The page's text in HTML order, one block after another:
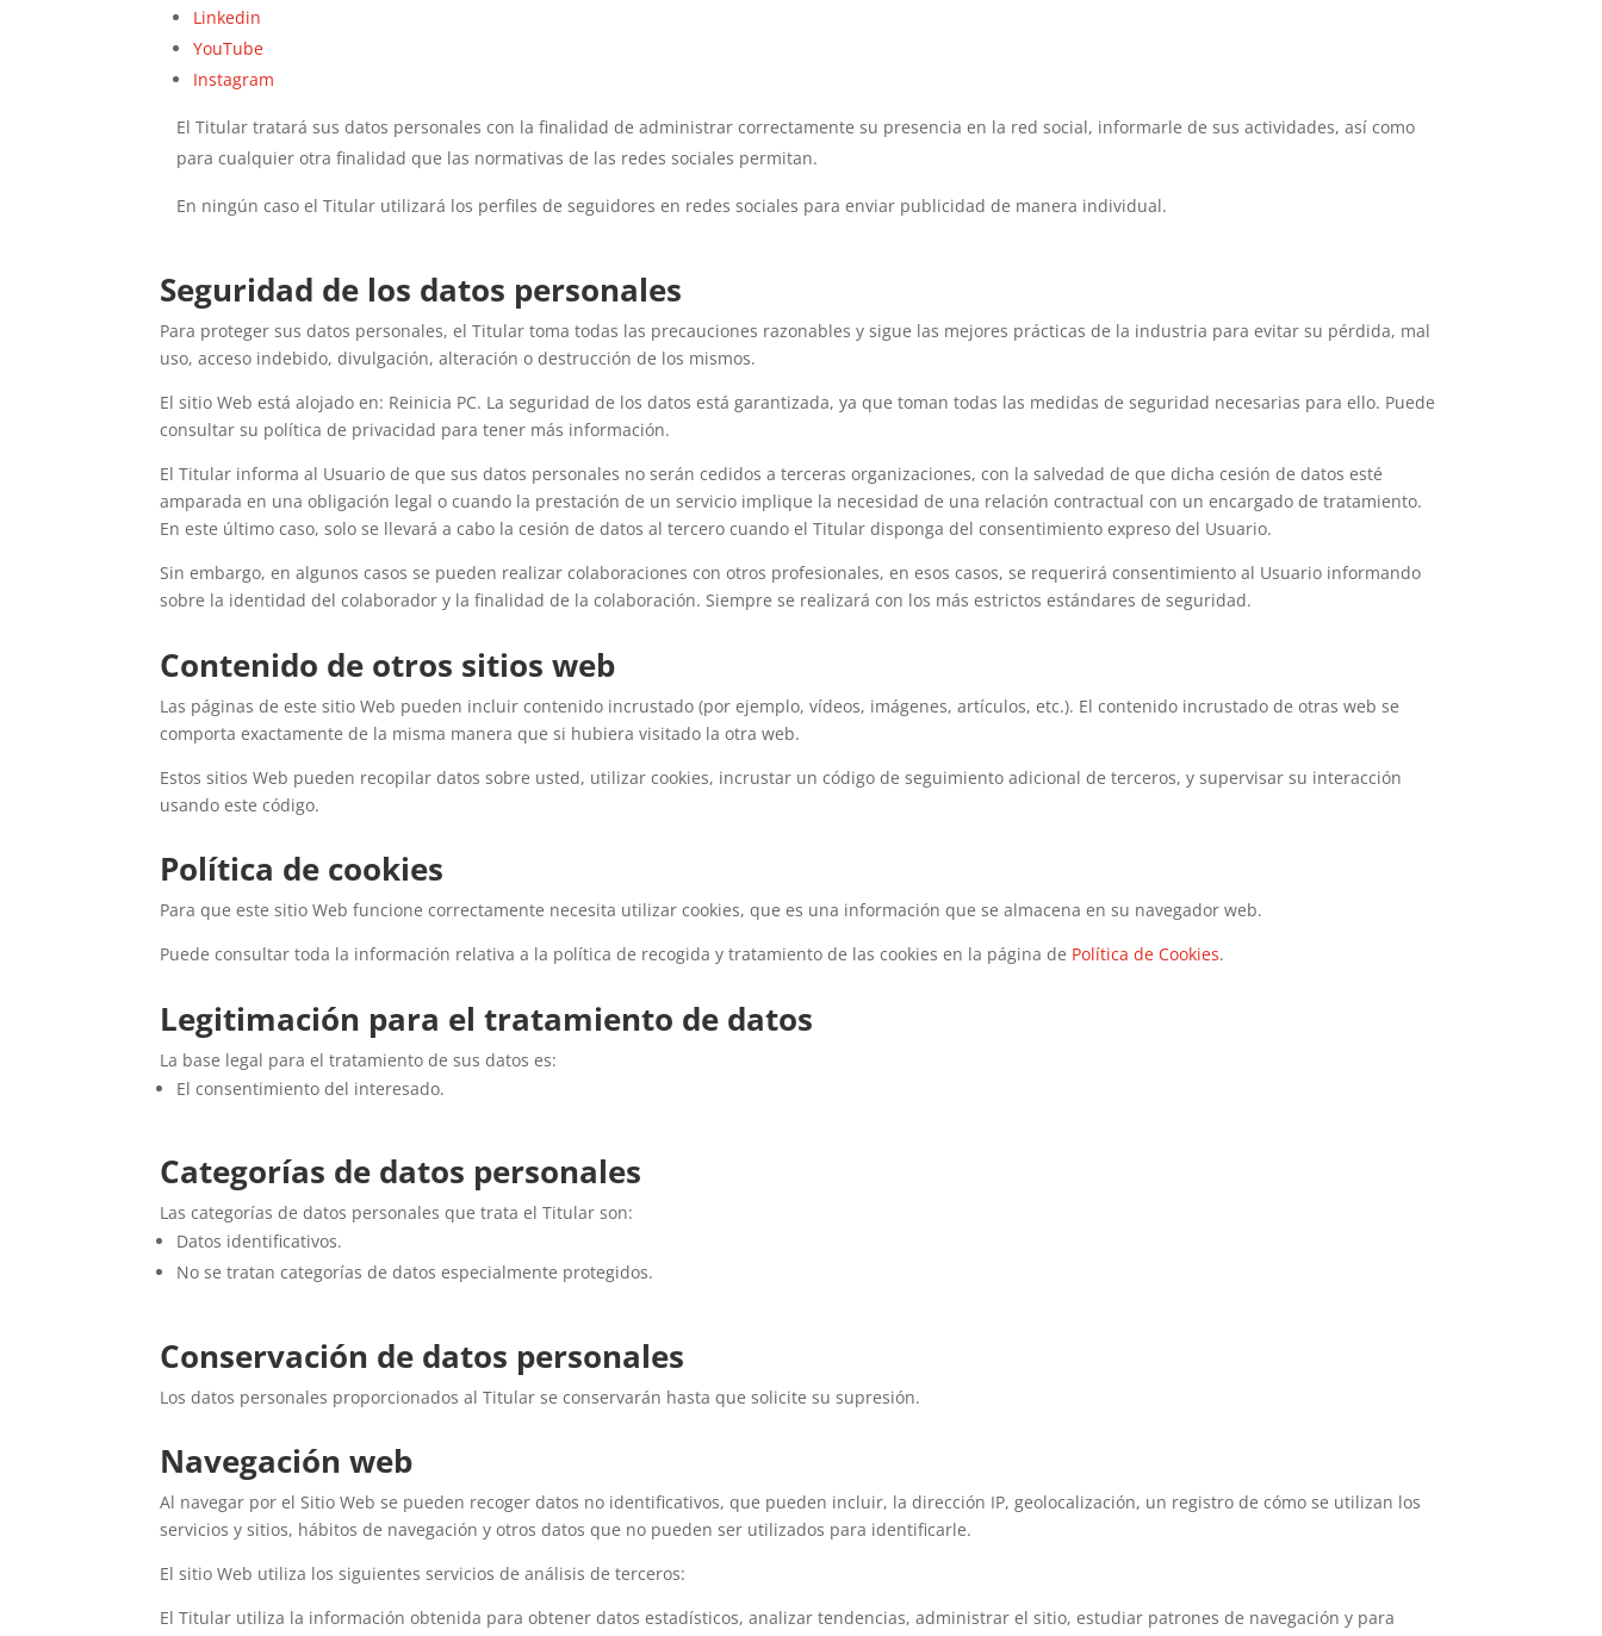
Linkedin
YouTube
Instagram
El Titular tratará sus datos personales con la finalidad de administrar correctamente su presencia en la red social, informarle de sus actividades, así como
para cualquier otra finalidad que las normativas de las redes sociales permitan.
En ningún caso el Titular utilizará los perfiles de seguidores en redes sociales para enviar publicidad de manera individual.
Seguridad de los datos personales
Para proteger sus datos personales, el Titular toma todas las precauciones razonables y sigue las mejores prácticas de la industria para evitar su pérdida, mal
uso, acceso indebido, divulgación, alteración o destrucción de los mismos.
El sitio Web está alojado en: Reinicia PC. La seguridad de los datos está garantizada, ya que toman todas las medidas de seguridad necesarias para ello. Puede
consultar su política de privacidad para tener más información.
El Titular informa al Usuario de que sus datos personales no serán cedidos a terceras organizaciones, con la salvedad de que dicha cesión de datos esté
amparada en una obligación legal o cuando la prestación de un servicio implique la necesidad de una relación contractual con un encargado de tratamiento.
En este último caso, solo se llevará a cabo la cesión de datos al tercero cuando el Titular disponga del consentimiento expreso del Usuario.
Sin embargo, en algunos casos se pueden realizar colaboraciones con otros profesionales, en esos casos, se requerirá consentimiento al Usuario informando
sobre la identidad del colaborador y la finalidad de la colaboración. Siempre se realizará con los más estrictos estándares de seguridad.
Contenido de otros sitios web
Las páginas de este sitio Web pueden incluir contenido incrustado (por ejemplo, vídeos, imágenes, artículos, etc.). El contenido incrustado de otras web se
comporta exactamente de la misma manera que si hubiera visitado la otra web.
Estos sitios Web pueden recopilar datos sobre usted, utilizar cookies, incrustar un código de seguimiento adicional de terceros, y supervisar su interacción
usando este código.
Política de cookies
Para que este sitio Web funcione correctamente necesita utilizar cookies, que es una información que se almacena en su navegador web.
Puede consultar toda la información relativa a la política de recogida y tratamiento de las cookies en la página de Política de Cookies.
Legitimación para el tratamiento de datos
La base legal para el tratamiento de sus datos es:
El consentimiento del interesado.
Categorías de datos personales
Las categorías de datos personales que trata el Titular son:
Datos identificativos.
No se tratan categorías de datos especialmente protegidos.
Conservación de datos personales
Los datos personales proporcionados al Titular se conservarán hasta que solicite su supresión.
Navegación web
Al navegar por el Sitio Web se pueden recoger datos no identificativos, que pueden incluir, la dirección IP, geolocalización, un registro de cómo se utilizan los
servicios y sitios, hábitos de navegación y otros datos que no pueden ser utilizados para identificarle.
El sitio Web utiliza los siguientes servicios de análisis de terceros:
El Titular utiliza la información obtenida para obtener datos estadísticos, analizar tendencias, administrar el sitio, estudiar patrones de navegación y para